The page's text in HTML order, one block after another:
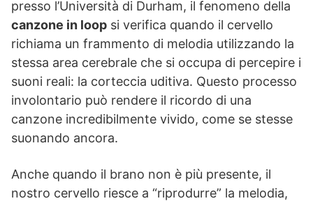
presso l’Università di Durham, il fenomeno della
canzone in loop si verifica quando il cervello
richiama un frammento di melodia utilizzando la
stessa area cerebrale che si occupa di percepire i
suoni reali: la corteccia uditiva. Questo processo
involontario può rendere il ricordo di una
canzone incredibilmente vivido, come se stesse
suonando ancora.
Anche quando il brano non è più presente, il
nostro cervello riesce a “riprodurre” la melodia,